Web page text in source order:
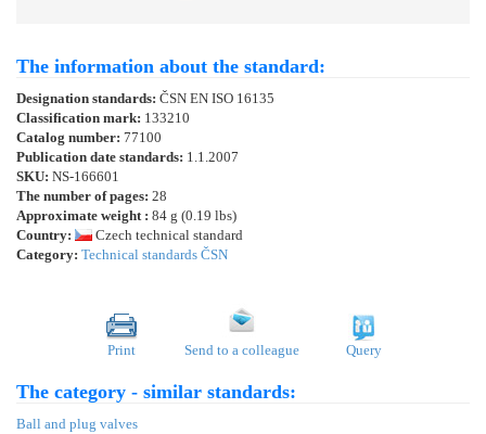
The information about the standard:
Designation standards: ČSN EN ISO 16135
Classification mark: 133210
Catalog number: 77100
Publication date standards: 1.1.2007
SKU: NS-166601
The number of pages: 28
Approximate weight : 84 g (0.19 lbs)
Country:
Czech technical standard
Category: Technical standards ČSN
Print Send to a colleague Query
The category - similar standards:
Ball and plug valves